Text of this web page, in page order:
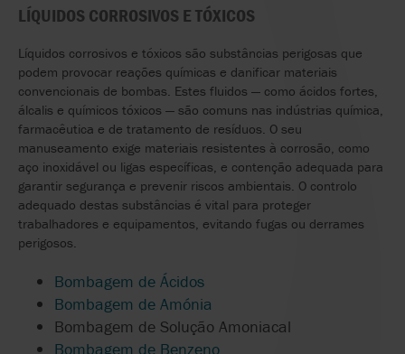
LÍQUIDOS CORROSIVOS E TÓXICOS
Líquidos corrosivos e tóxicos são substâncias perigosas que
podem provocar reações químicas e danificar materiais
convencionais de bombas. Estes fluidos — como ácidos fortes,
álcalis e químicos tóxicos — são comuns nas indústrias química,
farmacêutica e de tratamento de resíduos. O seu
manuseamento exige materiais resistentes à corrosão, como
aço inoxidável ou ligas específicas, e contenção adequada para
garantir segurança e prevenir riscos ambientais. O controlo
adequado destas substâncias é vital para proteger
trabalhadores e equipamentos, evitando fugas ou derrames
perigosos.
Bombagem de Ácidos
Bombagem de Amónia
Bombagem de Solução Amoniacal
Bombagem de Benzeno